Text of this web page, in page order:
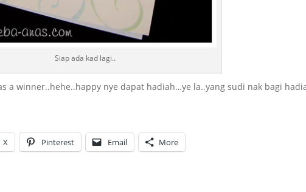
Siap ada kad lagi..
a winner..hehe..happy nye dapat hadiah…ye la..yang sudi nak bagi
X Pinterest Email More